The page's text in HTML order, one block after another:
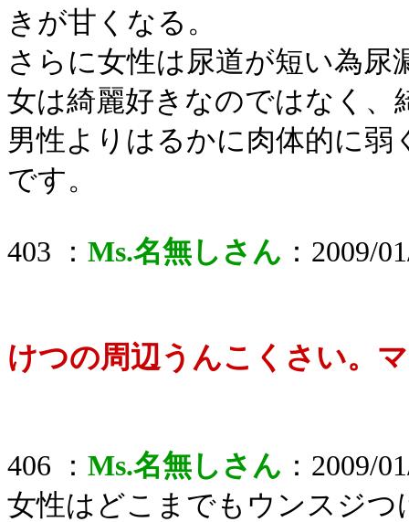
きが甘くなる。
さらに女性は尿道が短い為
女は綺麗好きなのではなく
男性よりはるかに肉体的に
です。
403 ： Ms.名無しさん ：2009/
けつの周辺うんこくさい。
406 ： Ms.名無しさん ：2009/
女性はどこまでもウンスジ